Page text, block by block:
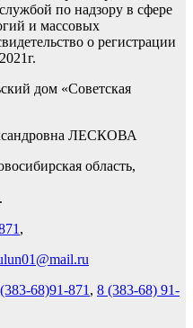
по надзору в сфере
и массовых
о регистрации
дом «Советская
ЛЕСКОВА
область,
,
68)91-871 , 8 (383-68) 91-